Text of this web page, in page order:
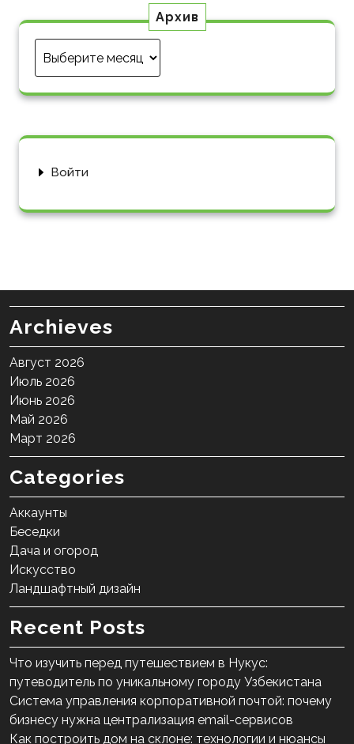
Архив
Войти
Archieves
Август 2026
Июль 2026
Июнь 2026
Май 2026
Март 2026
Categories
Аккаунты
Беседки
Дача и огород
Искусство
Ландшафтный дизайн
Recent Posts
Что изучить перед путешествием в Нукус:
путеводитель по уникальному городу Узбекистана
Система управления корпоративной почтой: почему
бизнесу нужна централизация email-сервисов
Как построить дом на склоне: технологии и нюансы